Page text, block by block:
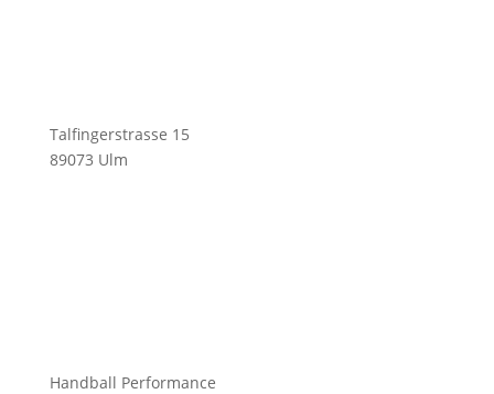
Talfingerstrasse 15
89073 Ulm
Handball Performance